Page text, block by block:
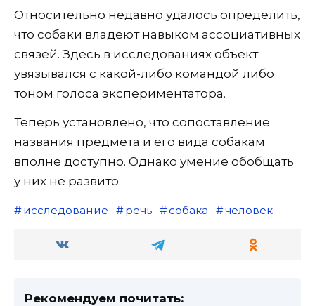
Относительно недавно удалось определить,
что собаки владеют навыком ассоциативных
связей. Здесь в исследованиях объект
увязывался с какой-либо командой либо
тоном голоса экспериментатора.
Теперь установлено, что сопоставление
названия предмета и его вида собакам
вполне доступно. Однако умение обобщать
у них не развито.
исследование речь собака человек
Рекомендуем почитать: